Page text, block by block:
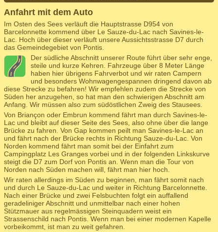
Anfahrt mit dem Auto
Im Osten des Sees verläuft die Hauptstrasse D954 von
Barcelonnette kommend über Le Sauze-du-Lac nach Savines-le-
Lac. Hoch über dieser verläuft unsere Aussichtsstrasse D7 durch
das Gemeindegebiet von Pontis.
Der südliche Abschnitt unserer Route führt über sehr enge,
steile und kurze Kehren. Fahrzeuge über 8 Meter Länge
haben hier übrigens Fahrverbot und wir raten Campern
und besonders Wohnwagengespannen dringend davon ab
diese Strecke zu befahren! Wir empfehlen zudem die Strecke von
Süden her anzugehen, so hat man den schwierigen Abschnitt am
Anfang. Wir müssen also zum südöstlichen Zweig des Stausees.
Von Briançon oder Embrun kommend fährt man durch Savines-le-
Lac und bleibt auf dieser Seite des Sees, also ohne über die lange
Brücke zu fahren. Von Gap kommen peilt man Savines-le-Lac an
und fährt nach der Brücke rechts in Richtung Sauze-du-Lac. Von
Norden kommend fährt man somit bei der Einfahrt zum
Campingplatz Les Granges vorbei und in der folgenden Linkskurve
steigt die D7 zum Dorf von Pontis an. Wenn man die Tour von
Norden nach Süden machen will, fährt man hier hoch.
Wir raten allerdings im Süden zu beginnen, man fährt somit nach
und durch Le Sauze-du-Lac und weiter in Richtung Barcelonnette.
Nach einer Brücke und zwei Felsbuchten folgt ein auffallend
geradeliniger Abschnitt und unmittelbar nach einer hohen
Stützmauer aus regelmässigen Steinquadern weist ein
Strassenschild nach Pontis. Wenn man bei einer modernen Kapelle
vorbeikommt, ist man zu weit gefahren.